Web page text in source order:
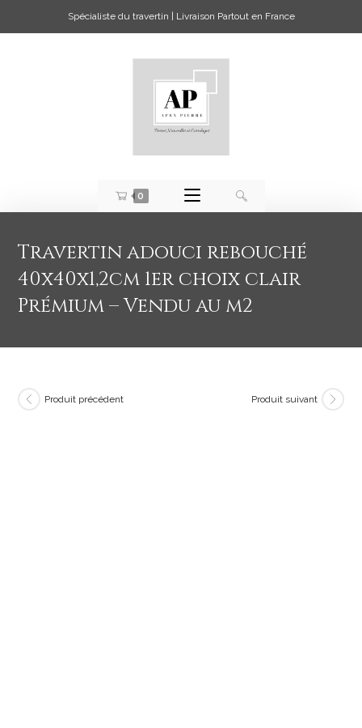
Spécialiste du travertin | Livraison Partout en France
0
Travertin adouci rebouché
40x40x1,2cm 1er choix clair
Prémium – Vendu au m2
Produit précédent Produit suivant